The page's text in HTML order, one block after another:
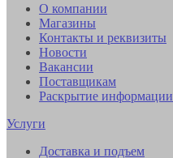
О компании
Магазины
Контакты и реквизиты
Новости
Вакансии
Поставщикам
Раскрытие информации
Услуги
Доставка и подъем